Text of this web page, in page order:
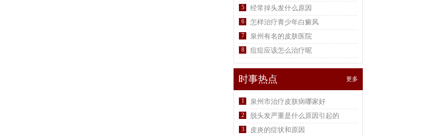
5 经常掉头发什么原因
6 怎样治疗青少年白癜风
7 泉州有名的皮肤医院
8 痘痘应该怎么治疗呢
时事热点 更多
1 泉州市治疗皮肤病哪家好
2 脱头发严重是什么原因引起的
3 皮炎的症状和原因